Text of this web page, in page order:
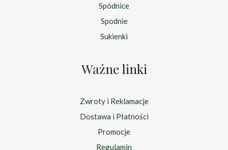
Spódnice
Spodnie
Sukienki
Ważne linki
Zwroty i Reklamacje
Dostawa i Płatności
Promocje
Regulamin